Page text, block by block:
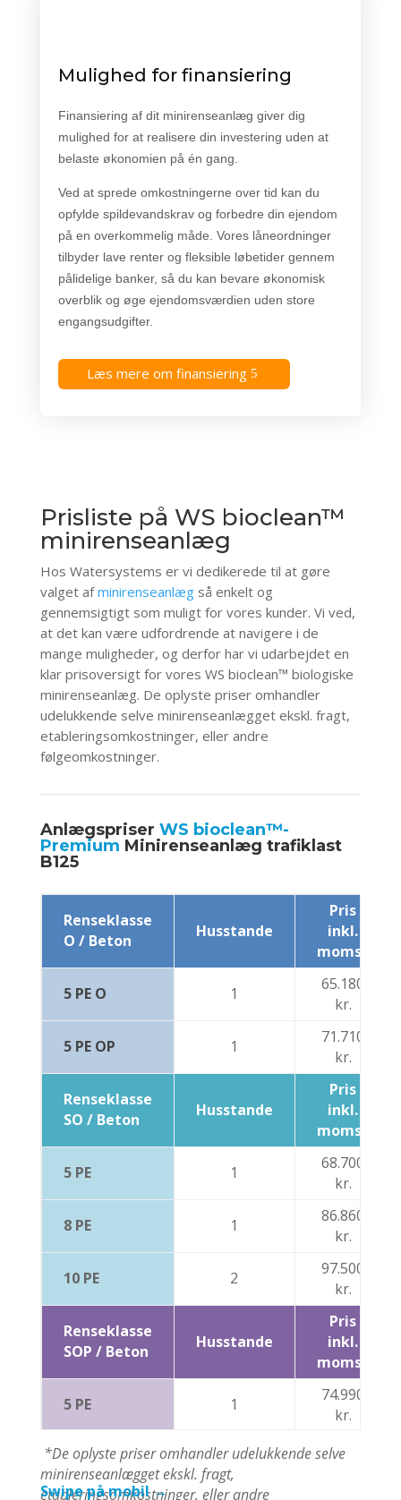
Mulighed for finansiering
Finansiering af dit minirenseanlæg giver dig
mulighed for at realisere din investering uden at
belaste økonomien på én gang.
Ved at sprede omkostningerne over tid kan du
opfylde spildevandskrav og forbedre din ejendom
på en overkommelig måde. Vores låneordninger
tilbyder lave renter og fleksible løbetider gennem
pålidelige banker, så du kan bevare økonomisk
overblik og øge ejendomsværdien uden store
engangsudgifter.
Læs mere om finansiering
Prisliste på WS bioclean™
minirenseanlæg
Hos Watersystems er vi dedikerede til at gøre
valget afminirenseanlægså enkelt og
gennemsigtigt som muligt for vores kunder. Vi ved,
at det kan være udfordrende at navigere i de
mange muligheder, og derfor har vi udarbejdet en
klar prisoversigt for vores WS bioclean™ biologiske
minirenseanlæg. De oplyste priser omhandler
udelukkende selve minirenseanlægget ekskl. fragt,
etableringsomkostninger, eller andre
følgeomkostninger.
Anlægspriser WS bioclean™-
Premium Minirenseanlæg trafiklast
B125
Renseklasse
O / Beton
Husstande
Pris
inkl.
moms*
5 PE O 1
65.180
kr.
5 PE OP 1
71.710
kr.
Renseklasse
SO / Beton
Husstande
Pris
inkl.
moms*
5 PE 1
68.700
kr.
8 PE 1
86.860
kr.
10 PE 2
97.500
kr.
Renseklasse
SOP / Beton
Husstande
Pris
inkl.
moms*
5 PE 1
74.990
kr.
8 PE 1
93.910
*De oplyste priser omhandler udelukkende selve
minirenseanlægget ekskl. fragt,
etableringsomkostninger, eller andre
Swipe på mobil →